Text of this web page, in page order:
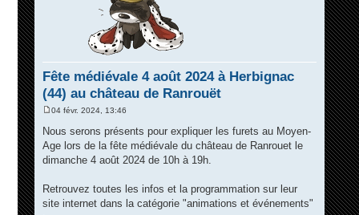
Fête médiévale 4 août 2024 à Herbignac
(44) au château de Ranrouët
s
s
g
04 févr. 2024, 13:46
Nous serons présents pour expliquer les furets au Moyen-
Age lors de la fête médiévale du château de Ranrouet le
dimanche 4 août 2024 de 10h à 19h.
Retrouvez toutes les infos et la programmation sur leur
site internet dans la catégorie "animations et événements"